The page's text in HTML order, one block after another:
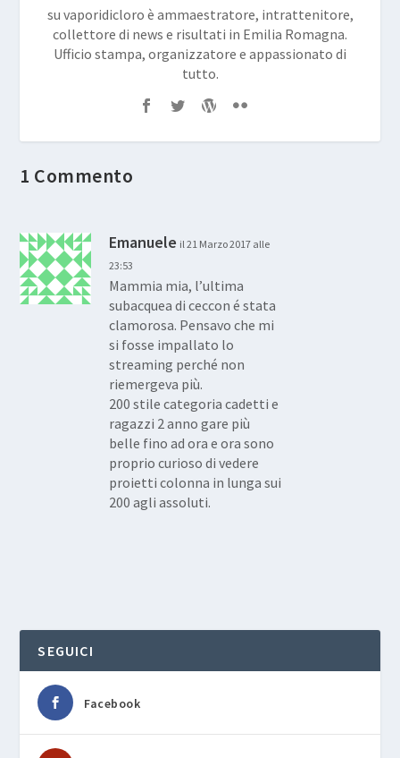
su vaporidicloro è ammaestratore, intrattenitore,
collettore di news e risultati in Emilia Romagna.
Ufficio stampa, organizzatore e appassionato di
tutto.
1 Commento
Emanuele il 21 Marzo 2017 alle
23:53
Mammia mia, l’ultima
subacquea di ceccon é stata
clamorosa. Pensavo che mi
si fosse impallato lo
streaming perché non
riemergeva più.
200 stile categoria cadetti e
ragazzi 2 anno gare più
belle fino ad ora e ora sono
proprio curioso di vedere
proietti colonna in lunga sui
200 agli assoluti.
SEGUICI
Facebook